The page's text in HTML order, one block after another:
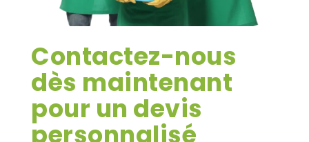
Contactez-nous
dès maintenant
pour un devis
personnalisé